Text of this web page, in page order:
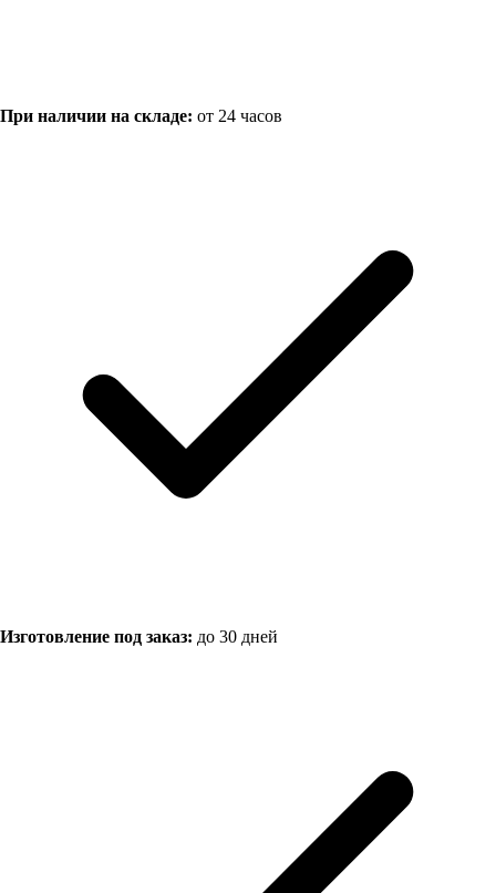
При наличии на складе: от 24 часов
Изготовление под заказ: до 30 дней